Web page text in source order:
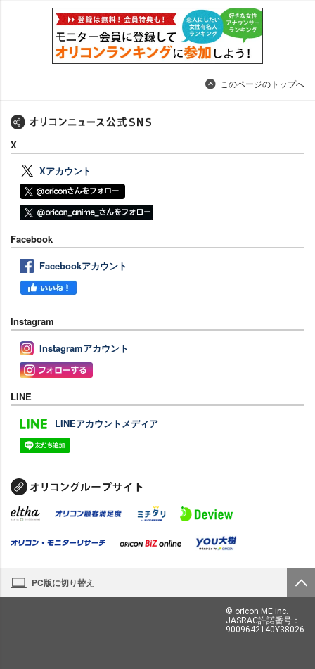
このページのトップへ
X
Xアカウント
Facebook
Facebookアカウント
Instagram
Instagramアカウント
LINE
LINEアカウントメディア
PC版に切り替え
© oricon ME inc.
JASRAC許諾番号：
9009642140Y38026